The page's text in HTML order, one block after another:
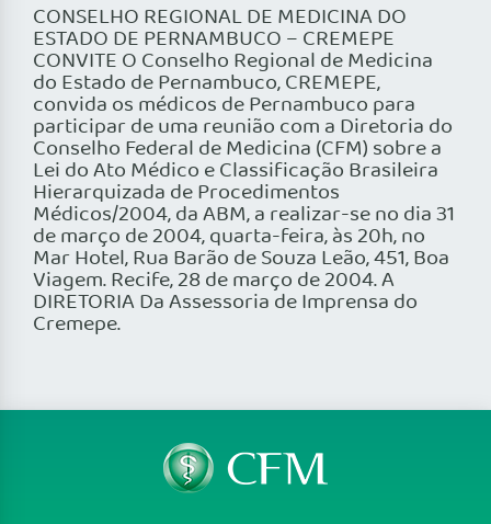
CONSELHO REGIONAL DE MEDICINA DO
ESTADO DE PERNAMBUCO – CREMEPE
CONVITE O Conselho Regional de Medicina
do Estado de Pernambuco, CREMEPE,
convida os médicos de Pernambuco para
participar de uma reunião com a Diretoria do
Conselho Federal de Medicina (CFM) sobre a
Lei do Ato Médico e Classificação Brasileira
Hierarquizada de Procedimentos
Médicos/2004, da ABM, a realizar-se no dia 31
de março de 2004, quarta-feira, às 20h, no
Mar Hotel, Rua Barão de Souza Leão, 451, Boa
Viagem. Recife, 28 de março de 2004. A
DIRETORIA Da Assessoria de Imprensa do
Cremepe.